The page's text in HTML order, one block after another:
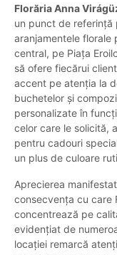
Florăria Anna
un punct de referință
aranjamentele florale
central, pe Piața
să ofere fiecărui
accent pe atenția la
buchetelor și
personalizate în
celor care le solicită,
pentru cadouri
un plus de culoare
Aprecierea
consecvența cu care
concentrează pe
evidențiat de
locației remarcă